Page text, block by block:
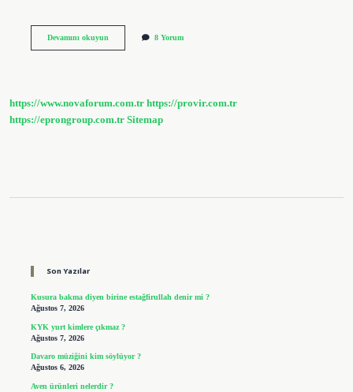
Devamını okuyunZehretti
8 Yorum
https://www.novaforum.com.tr https://provir.com.tr
https://eprongroup.com.tr Sitemap
Son Yazılar
Kusura bakma diyen birine estağfirullah denir mi ?
Ağustos 7, 2026
KYK yurt kimlere çıkmaz ?
Ağustos 7, 2026
Davaro müziğini kim söylüyor ?
Ağustos 6, 2026
Aven ürünleri nelerdir ?